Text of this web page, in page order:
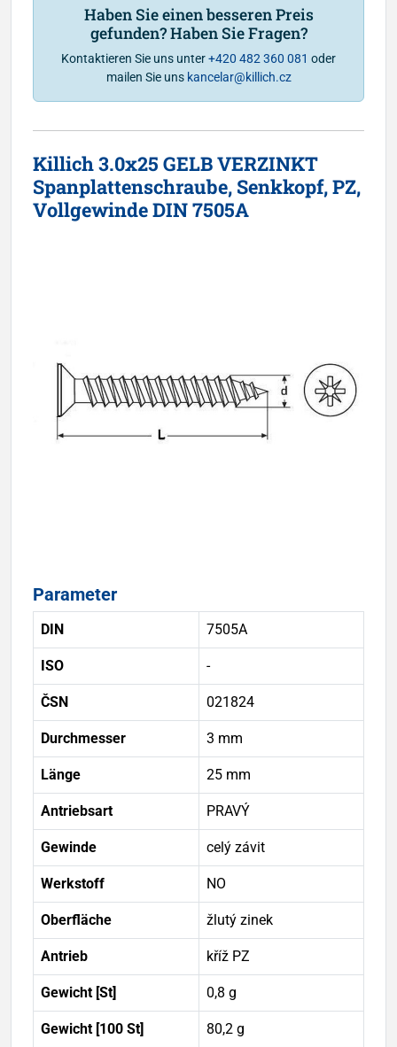
Haben Sie einen besseren Preis
gefunden? Haben Sie Fragen?
Kontaktieren Sie uns unter+420 482 360 081 oder
mailen Sie uns kancelar@killich.cz
Killich 3.0x25 GELB VERZINKT
Spanplattenschraube, Senkkopf, PZ,
Vollgewinde DIN 7505A
Parameter
DIN 7505A
ISO -
ČSN 021824
Durchmesser 3 mm
Länge 25 mm
Antriebsart PRAVÝ
Gewinde celý závit
Werkstoff NO
Oberfläche žlutý zinek
Antrieb kříž PZ
Gewicht [St] 0,8 g
Gewicht [100 St] 80,2 g